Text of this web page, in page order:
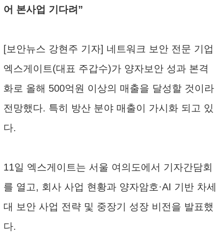
어 본사업 기다려”
[보안뉴스 강현주 기자] 네트워크 보안 전문 기업
엑스게이트(대표 주갑수)가 양자보안 성과 본격
화로 올해 500억원 이상의 매출을 달성할 것이라
전망했다. 특히 방산 분야 매출이 가시화 되고 있
다.
11일 엑스게이트는 서울 여의도에서 기자간담회
를 열고, 회사 사업 현황과 양자암호·AI 기반 차세
대 보안 사업 전략 및 중장기 성장 비전을 발표했
다.